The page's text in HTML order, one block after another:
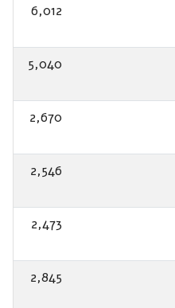
6,012
5,040
2,670
2,546
2,473
2,845